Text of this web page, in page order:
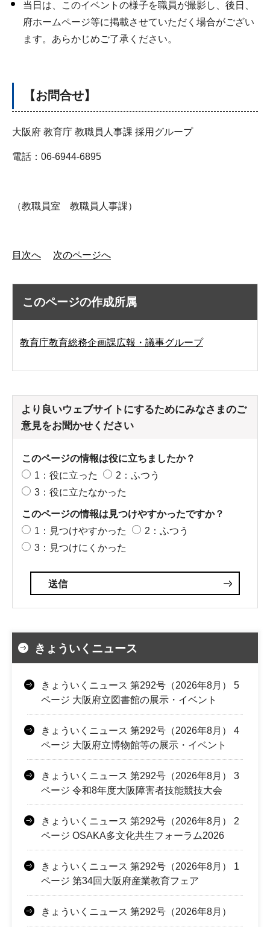
当日は、このイベントの様子を職員が撮影し、後日、
府ホームページ等に掲載させていただく場合がござい
ます。あらかじめご了承ください。
【お問合せ】
大阪府 教育庁 教職員人事課 採用グループ
電話：06-6944-6895
（教職員室 教職員人事課）
目次へ 次のページへ
このページの作成所属
教育庁教育総務企画課広報・議事グループ
より良いウェブサイトにするためにみなさまのご
意見をお聞かせください
このページの情報は役に立ちましたか？
1：役に立った
2：ふつう
3：役に立たなかった
このページの情報は見つけやすかったですか？
1：見つけやすかった
2：ふつう
3：見つけにくかった
きょういくニュース
きょういくニュース 第292号（2026年8月） 5
ページ 大阪府立図書館の展示・イベント
きょういくニュース 第292号（2026年8月） 4
ページ 大阪府立博物館等の展示・イベント
きょういくニュース 第292号（2026年8月） 3
ページ 令和8年度大阪障害者技能競技大会
きょういくニュース 第292号（2026年8月） 2
ページ OSAKA多文化共生フォーラム2026
きょういくニュース 第292号（2026年8月） 1
ページ 第34回大阪府産業教育フェア
きょういくニュース 第292号（2026年8月）